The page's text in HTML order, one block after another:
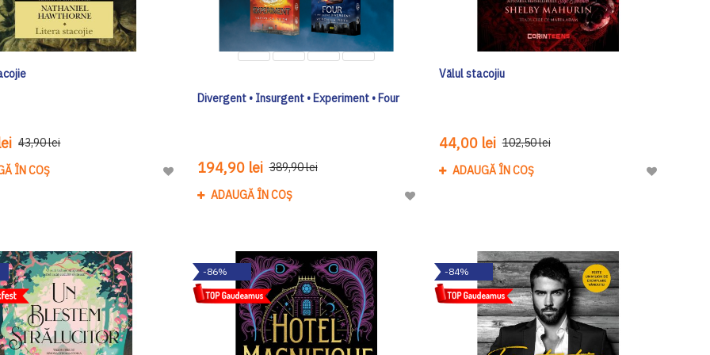
43,90 lei
ÎN COȘ
Adaugă
Divergent • Insurgent • Experiment • Four
194,90 lei 389,90 lei
ADAUGĂ ÎN COȘ
Adaugă
Dorinte
Vălul stacojiu
44,00 lei 102,50 lei
ADAUGĂ ÎN COȘ
Adaugă
-86% -84%